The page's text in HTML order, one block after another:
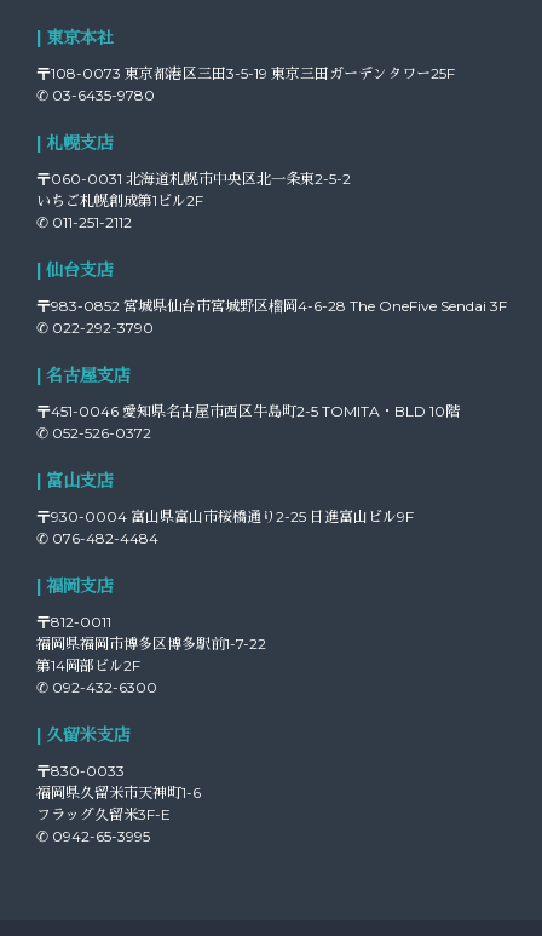
| 東京本社
〒108-0073 東京都港区三田3-5-19 東京三田ガーデンタワー25F
✆ 03-6435-9780
| 札幌支店
〒060-0031 北海道札幌市中央区北一条東2-5-2
いちご札幌創成第1ビル2F
✆ 011-251-2112
| 仙台支店
〒983-0852 宮城県仙台市宮城野区榴岡4-6-28 The OneFive Sendai 3F
✆ 022-292-3790
| 名古屋支店
〒451-0046 愛知県名古屋市西区牛島町2-5 TOMITA・BLD 10階
✆ 052-526-0372
| 富山支店
〒930-0004 富山県富山市桜橋通り2-25 日進富山ビル9F
✆ 076-482-4484
| 福岡支店
〒812-0011
福岡県福岡市博多区博多駅前1-7-22
第14岡部ビル2F
✆ 092-432-6300
| 久留米支店
〒830-0033
福岡県久留米市天神町1-6
フラッグ久留米3F-E
✆ 0942-65-3995